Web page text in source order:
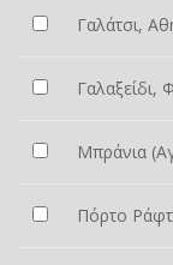
Γαλάτσι,
Γαλαξείδι,
Μπράνια
Πόρτο